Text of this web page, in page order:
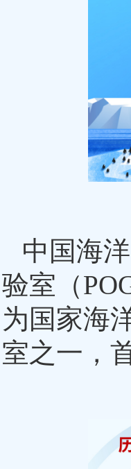
中国海
验室（
为国家海
室之一，